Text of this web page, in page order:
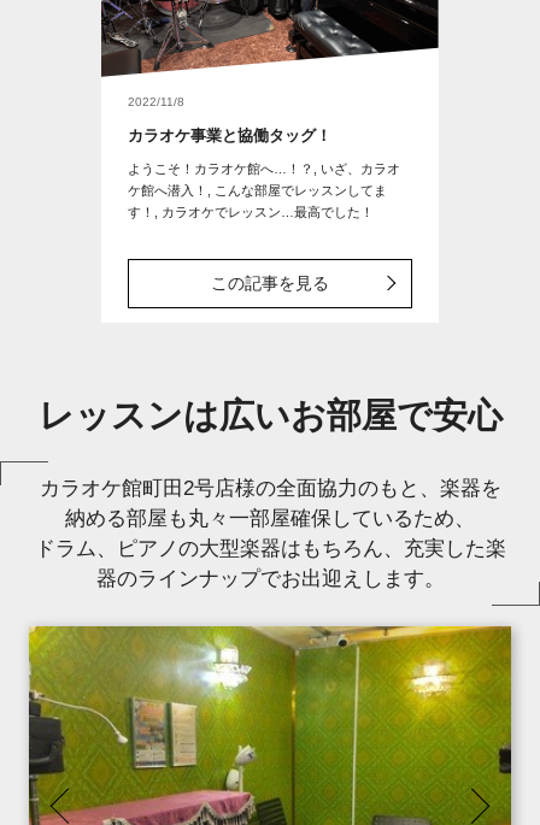
2022/11/8
カラオケ事業と協働タッグ！
ようこそ！カラオケ館へ…！？, いざ、カラオ
ケ館へ潜入！, こんな部屋でレッスンしてま
す！, カラオケでレッスン…最高でした！
この記事を見る
レッスンは広いお部屋で安心
カラオケ館町田2号店様の全面協力のもと、楽器を
納める部屋も丸々一部屋確保しているため、
ドラム、ピアノの大型楽器はもちろん、充実した楽
器のラインナップでお出迎えします。